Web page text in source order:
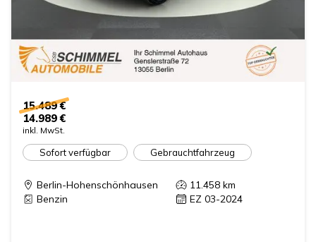
15.489 €
14.989 €
inkl. MwSt.
Sofort verfügbar Gebrauchtfahrzeug
Berlin-Hohenschönhausen 11.458 km
Benzin
EZ 03-2024